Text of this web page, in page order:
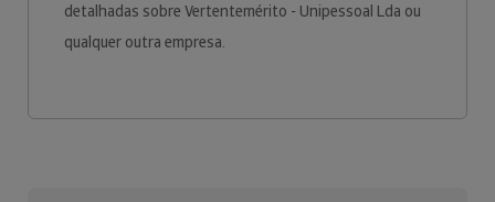
detalhadas sobre Vertentemérito - Unipessoal Lda ou
qualquer outra empresa.